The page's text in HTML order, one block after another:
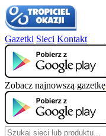
Gazetki Sieci Kontakt
Zobacz najnowszą gazetkę